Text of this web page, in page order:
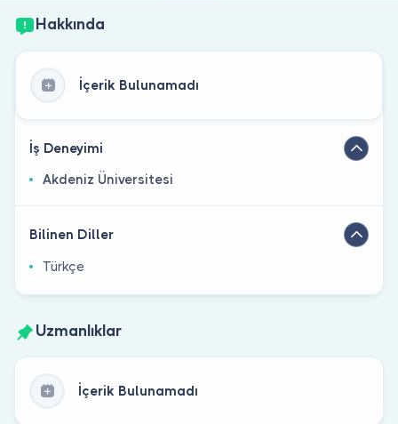
Hakkında
İçerik Bulunamadı
İş Deneyimi
Akdeniz Üniversitesi
Bilinen Diller
Türkçe
Uzmanlıklar
İçerik Bulunamadı